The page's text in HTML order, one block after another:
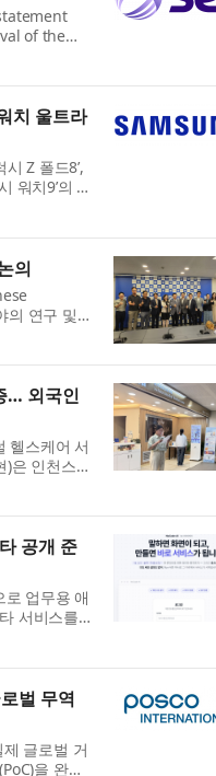
of the
C-
치 울트라
Z 폴드8’,
워치9’의 사
7일이다.
의
의 연구 및
동북대학교
… 외국인
헬스케어 서
은 인천스타
돼 인천관
공개 준
업무용 애
서비스를
내용과 기
벌 무역
글로벌 거
을 완료